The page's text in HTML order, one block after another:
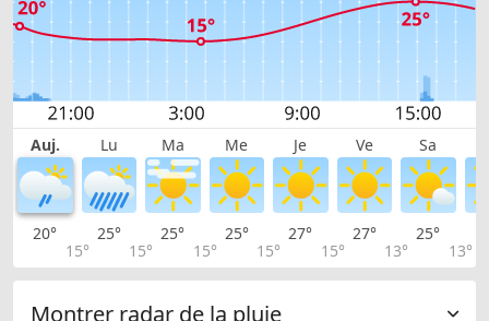
Auj. Lu Ma Me Je Ve Sa
20°
15°
25°
15°
25°
15°
25°
15°
27°
15°
27°
13°
25°
13°
Montrer radar de la pluie